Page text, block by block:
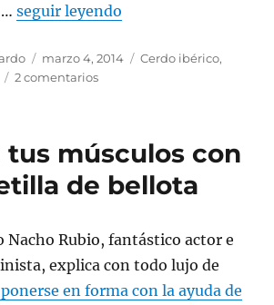
…seguir leyendo
Publicado
el
marzo 4, 2014 Categorías
Cerdo ibérico,
2 comentarios
de
Jabugo
tus músculos con
de bellota
Nacho Rubio, fantástico actor e
explica con todo lujo de
en forma con la ayuda de